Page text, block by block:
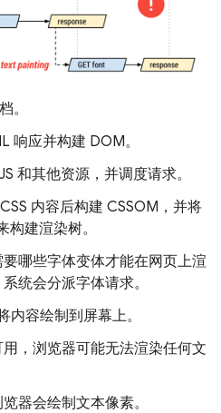
。
响应并构建 DOM。
和其他资源，并调度请求。
内容后构建 CSSOM，并将
建渲染树。
哪些字体变体才能在网页上渲
统会分派字体请求。
内容绘制到屏幕上。
，浏览器可能无法渲染任何文
器会绘制文本像素。